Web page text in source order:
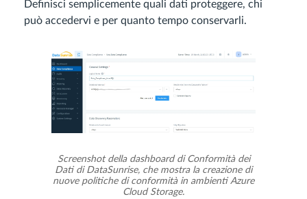
Definisci semplicemente quali dati proteggere, chi
può accedervi e per quanto tempo conservarli.
Screenshot della dashboard di Conformità dei
Dati di DataSunrise, che mostra la creazione di
nuove politiche di conformità in ambienti Azure
Cloud Storage.